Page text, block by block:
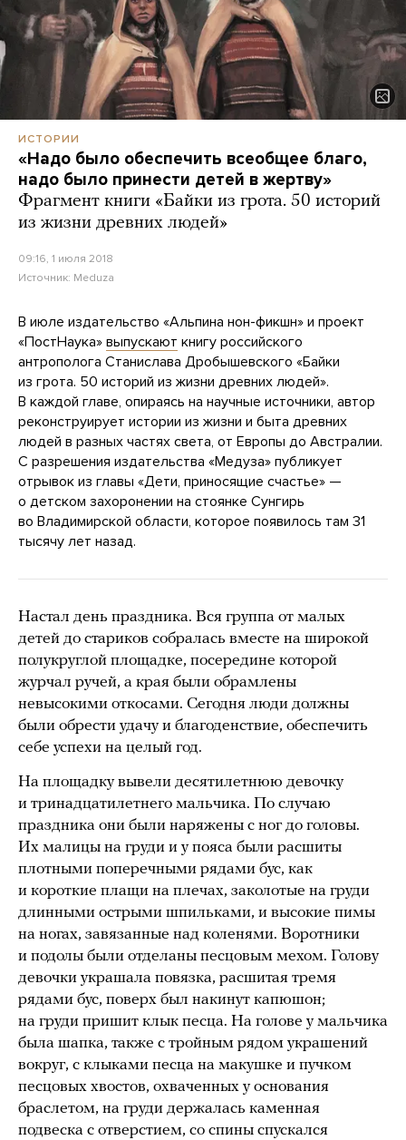
ИСТОРИИ
«Надо было обеспечить всеобщее благо,
надо было принести детей в жертву»
Фрагмент книги «Байки из грота. 50 историй
из жизни древних людей»
09:16, 1 июля 2018
Источник: Meduza
В июле издательство «Альпина нон-фикшн» и проект
«ПостНаука» выпускают книгу российского
антрополога Станислава Дробышевского «Байки
из грота. 50 историй из жизни древних людей».
В каждой главе, опираясь на научные источники, автор
реконструирует истории из жизни и быта древних
людей в разных частях света, от Европы до Австралии.
С разрешения издательства «Медуза» публикует
отрывок из главы «Дети, приносящие счастье» —
о детском захоронении на стоянке Сунгирь
во Владимирской области, которое появилось там 31
тысячу лет назад.
Настал день праздника. Вся группа от малых
детей до стариков собралась вместе на широкой
полукруглой площадке, посередине которой
журчал ручей, а края были обрамлены
невысокими откосами. Сегодня люди должны
были обрести удачу и благоденствие, обеспечить
себе успехи на целый год.
На площадку вывели десятилетнюю девочку
и тринадцатилетнего мальчика. По случаю
праздника они были наряжены с ног до головы.
Их малицы на груди и у пояса были расшиты
плотными поперечными рядами бус, как
и короткие плащи на плечах, заколотые на груди
длинными острыми шпильками, и высокие пимы
на ногах, завязанные над коленями. Воротники
и подолы были отделаны песцовым мехом. Голову
девочки украшала повязка, расшитая тремя
рядами бус, поверх был накинут капюшон;
на груди пришит клык песца. На голове у мальчика
была шапка, также с тройным рядом украшений
вокруг, с клыками песца на макушке и пучком
песцовых хвостов, охваченных у основания
браслетом, на груди держалась каменная
подвеска с отверстием, со спины спускался